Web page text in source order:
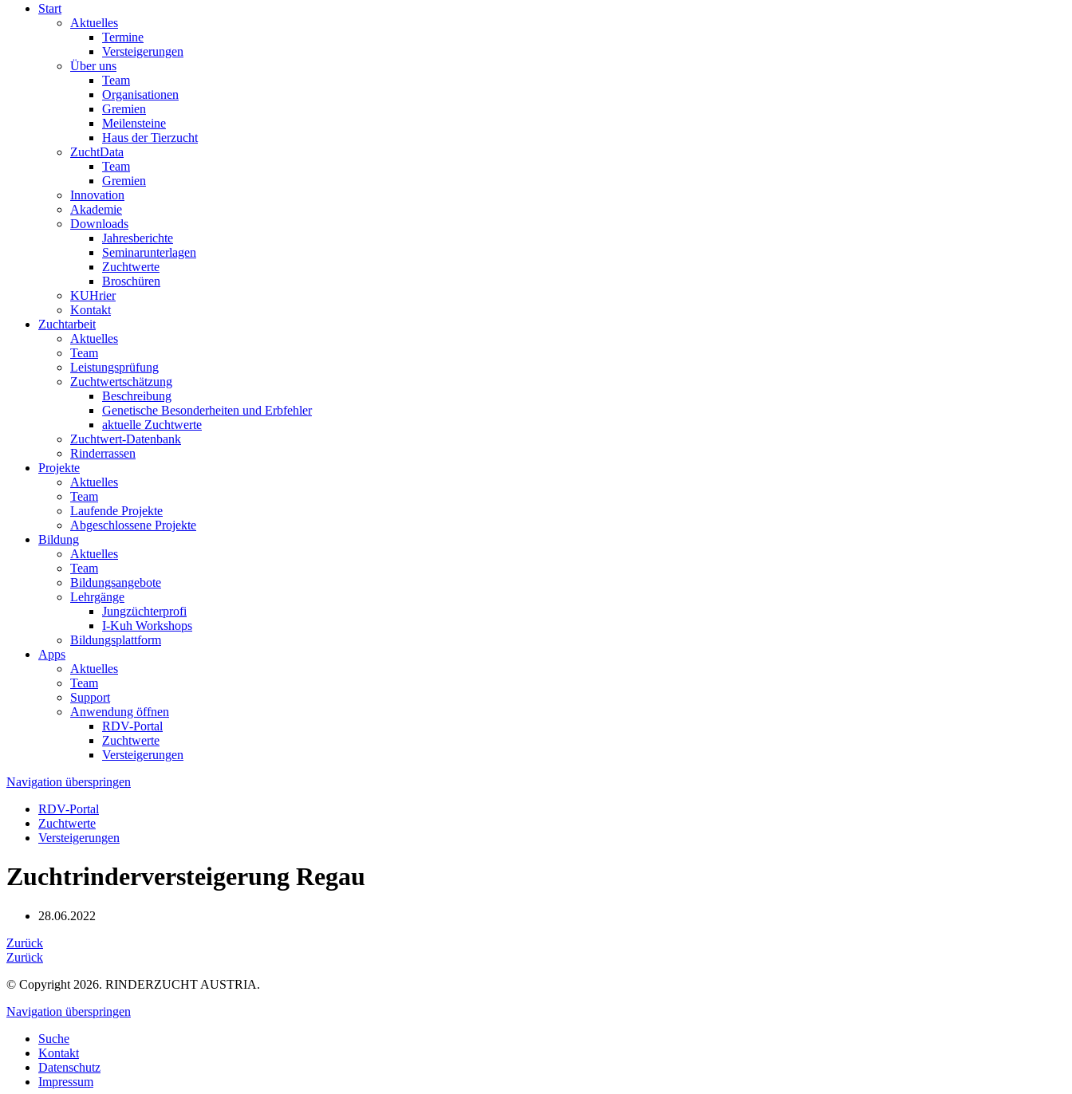
Start
Aktuelles
Termine
Versteigerungen
Über uns
Team
Organisationen
Gremien
Meilensteine
Haus der Tierzucht
ZuchtData
Team
Gremien
Innovation
Akademie
Downloads
Jahresberichte
Seminarunterlagen
Zuchtwerte
Broschüren
KUHrier
Kontakt
Zuchtarbeit
Aktuelles
Team
Leistungsprüfung
Zuchtwertschätzung
Beschreibung
Genetische Besonderheiten und Erbfehler
aktuelle Zuchtwerte
Zuchtwert-Datenbank
Rinderrassen
Projekte
Aktuelles
Team
Laufende Projekte
Abgeschlossene Projekte
Bildung
Aktuelles
Team
Bildungsangebote
Lehrgänge
Jungzüchterprofi
I-Kuh Workshops
Bildungsplattform
Apps
Aktuelles
Team
Support
Anwendung öffnen
RDV-Portal
Zuchtwerte
Versteigerungen
Navigation überspringen
RDV-Portal
Zuchtwerte
Versteigerungen
Zuchtrinderversteigerung Regau
28.06.2022
Zurück
Zurück
© Copyright 2026. RINDERZUCHT AUSTRIA.
Navigation überspringen
Suche
Kontakt
Datenschutz
Impressum